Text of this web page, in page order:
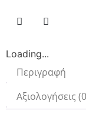
Loading...
Περιγραφή
Αξιολογήσεις